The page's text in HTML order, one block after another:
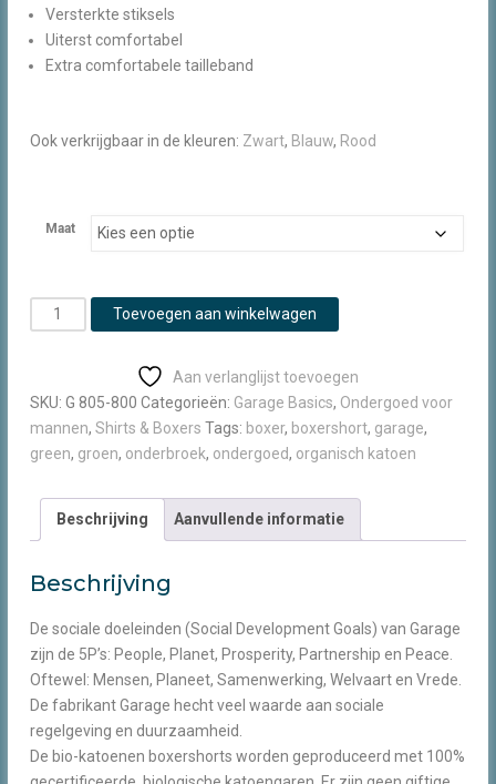
Versterkte stiksels
Uiterst comfortabel
Extra comfortabele tailleband
Ook verkrijgbaar in de kleuren: Zwart, Blauw, Rood
Maat
Garage
boxershort
Green
(2-
pack)
Toevoegen aan winkelwagen
Aan verlanglijst toevoegen
SKU: G 805-800 Categorieën: Garage Basics, Ondergoed voor
mannen, Shirts & Boxers Tags: boxer, boxershort, garage,
green, groen, onderbroek, ondergoed, organisch katoen
Beschrijving Aanvullende informatie
Beschrijving
De sociale doeleinden (Social Development Goals) van Garage
zijn de 5P’s: People, Planet, Prosperity, Partnership en Peace.
Oftewel: Mensen, Planeet, Samenwerking, Welvaart en Vrede.
De fabrikant Garage hecht veel waarde aan sociale
regelgeving en duurzaamheid.
De bio-katoenen boxershorts worden geproduceerd met 100%